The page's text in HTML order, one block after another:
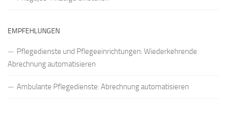
EMPFEHLUNGEN
Pflegedienste und Pflegeeinrichtungen: Wiederkehrende
Abrechnung automatisieren
Ambulante Pflegedienste: Abrechnung automatisieren